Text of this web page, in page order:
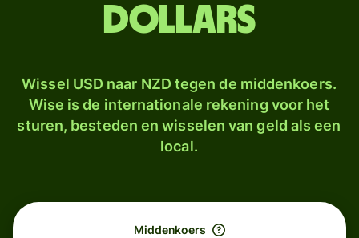
dollars
Wissel USD naar NZD tegen de middenkoers.
Wise is de internationale rekening voor het
sturen, besteden en wisselen van geld als een
local.
Middenkoers